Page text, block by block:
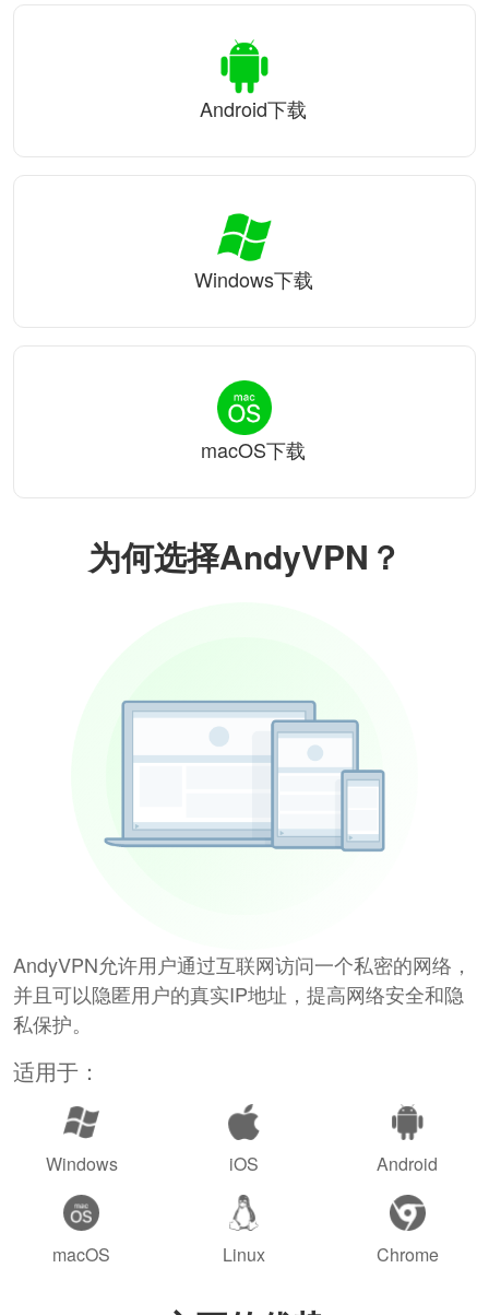
为何选择AndyVPN？
AndyVPN允许用户通过互联网访问一个私密的网络，
并且可以隐匿用户的真实IP地址，提高网络安全和隐
私保护。
适用于：
Windows iOS Android
macOS Linux Chrome
Android下载
Windows下载
macOS下载